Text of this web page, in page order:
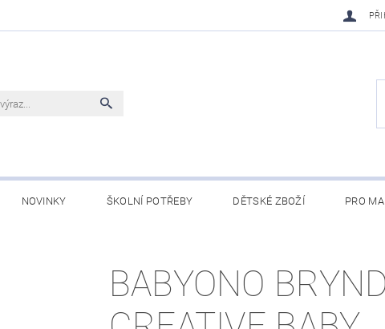
NOVINKY ŠKOLNÍ POTŘEBY DĚTSKÉ ZBOŽÍ PRO
BABYONO